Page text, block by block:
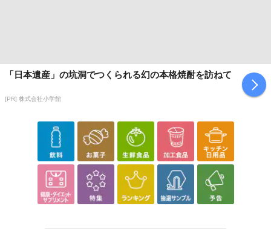
「日本遺産」の坑洞でつくられる幻の本格焼酎を訪ねて
[PR] 株式会社小学館